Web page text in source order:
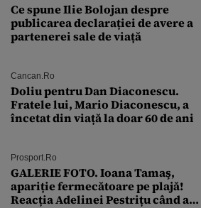
Ce spune Ilie Bolojan despre
publicarea declarației de avere a
partenerei sale de viață
Cancan.ro
Doliu pentru Dan Diaconescu.
Fratele lui, Mario Diaconescu, a
încetat din viață la doar 60 de ani
Prosport.ro
GALERIE FOTO. Ioana Tamaş,
apariție fermecătoare pe plajă!
Reacția Adelinei Pestrițu când a